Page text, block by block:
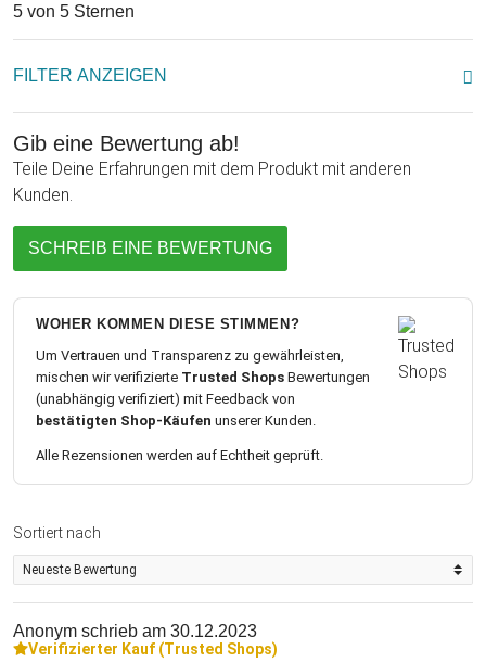
5 von 5 Sternen
FILTER ANZEIGEN
Gib eine Bewertung ab!
Teile Deine Erfahrungen mit dem Produkt mit anderen
Kunden.
SCHREIB EINE BEWERTUNG
WOHER KOMMEN DIESE STIMMEN?
Um Vertrauen und Transparenz zu gewährleisten,
mischen wir verifizierte Trusted Shops Bewertungen
(unabhängig verifiziert) mit Feedback von
bestätigten Shop-Käufen unserer Kunden.
Alle Rezensionen werden auf Echtheit geprüft.
Sortiert nach
Anonym schrieb am 30.12.2023
Verifizierter Kauf (Trusted Shops)